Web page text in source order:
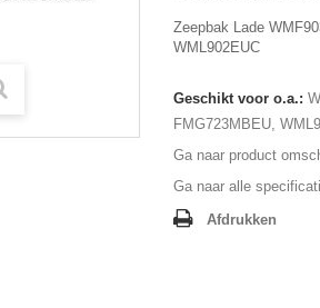
Zeepbak Lade
WML902EUC
Geschikt voor o.a.:
FMG723MBEU,
Ga naar product
Ga naar alle
Afdrukken